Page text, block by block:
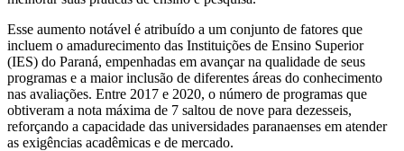
Esse aumento notável é atribuído a um conjunto de fatores que
incluem o amadurecimento das Instituições de Ensino Superior
(IES) do Paraná, empenhadas em avançar na qualidade de seus
programas e a maior inclusão de diferentes áreas do conhecimento
nas avaliações. Entre 2017 e 2020, o número de programas que
obtiveram a nota máxima de 7 saltou de nove para dezesseis,
reforçando a capacidade das universidades paranaenses em atender
as exigências acadêmicas e de mercado.